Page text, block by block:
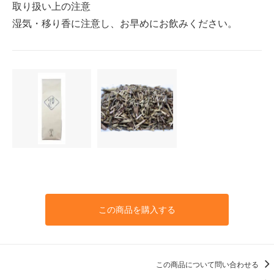
取り扱い上の注意
湿気・移り香に注意し、お早めにお飲みください。
この商品を購入する
この商品について問い合わせる